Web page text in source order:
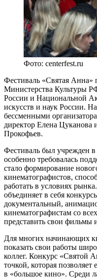
Фото: centerfest.ru
Фестиваль «Святая Анна»
Министерства Культуры
России и Национальной
искусств и наук России.
бессменными
директор Елена
Прокофьев.
Фестиваль был учрежден
особенно требовалась
стало формирование
кинематографистов,
работать в условиях
объединяет в себя
документальный,
кинематографистам со
представить свои фильмы
Для многих начинающих
показать свои работы
коллег. Конкурс «Святой
точкой, которая
в «большое кино». Среди